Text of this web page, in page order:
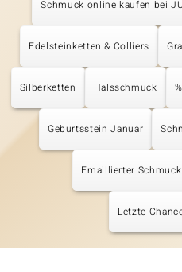
Schmuck online kaufen bei
Edelsteinketten & Colliers
Silberketten Halsschmuck
Geburtsstein Januar
Emaillierter Schmuck
Letzte